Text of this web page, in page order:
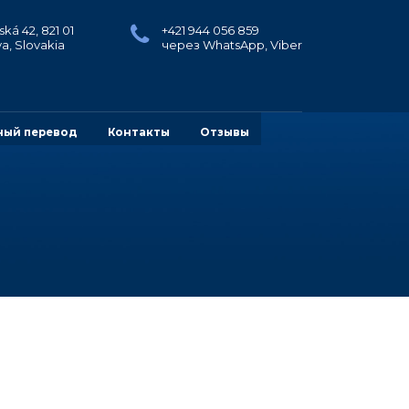
+421 944 056 859
через WhatsApp, Viber
42, 821 01
Slovakia
перевод Контакты Отзывы